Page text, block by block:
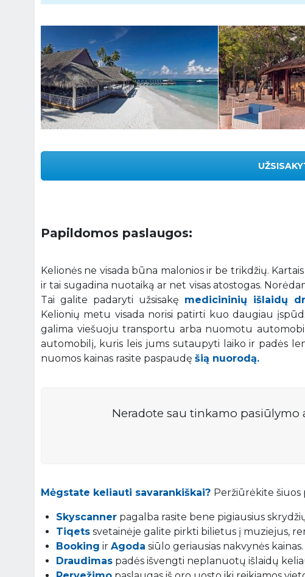
Papildomos paslaugos:
Kelionės ne visada būna malonios ir be trikdžių.
ir tai sugadina nuotaiką ar net visas atostogas.
Tai galite padaryti užsisakę medicininių išlaidų
Kelionių metu visada norisi patirti kuo daugiau
galima viešuoju transportu arba nuomotu
automobilį, kuris leis jums sutaupyti laiko ir padės
nuomos kainas rasite paspaudę šią nuorodą.
Neradote sau tinkamo pasiūlymo
Mėgstate keliauti savarankiškai? Peržiūrėkite šiuos
Skyscanner pagalba rasite bene pigiausius
Tiqets svetainėje galite pirkti bilietus į muziejus,
Booking ir Agoda siūlo geriausias nakvynės kainas.
Draudimas padės išvengti neplanuotų išlaidų